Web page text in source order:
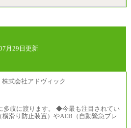
月29日更新
多岐に渡ります。 ◆今最も注目されてい
横滑り防止装置）やAEB（自動緊急ブレ